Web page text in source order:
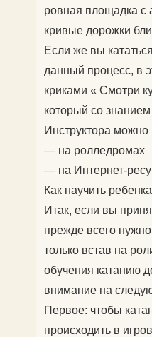
ровная площадка с
кривые дорожки
Если же вы
данный процесс, в
криками « Смотри
который со
Инструктора можно
— на ролледромах
— на Интернет-
Как научить
Итак, если вы
прежде всего
только встав на
обучения катанию
внимание на
Первое: чтобы
происходить в